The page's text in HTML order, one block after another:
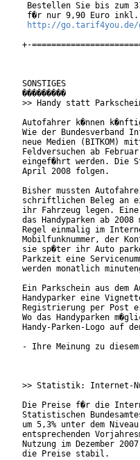
Bestellen Sie bis zum
f�r nur 9,90 Euro inkl.
http://go.tarif4you.de/
+-
SONSTIGES
���������
>> Handy statt
Autofahrer k�nnen
Wie der Bundesverband
neue Medien (BITKOM)
Feldversuchen ab
eingef�hrt werden. Die
April 2008 folgen.
Bisher mussten
schriftlichen Beleg an
ihr Fahrzeug legen. Eine
das Handyparken ab
Regel einmalig im
Mobilfunknummer, der
sie sp�ter ihr Auto
Parkzeit eine
werden monatlich
Ein Parkschein aus
Handyparker eine
Registrierung per Post
Wo das Handyparken
Handy-Parken-Logo auf
- Ihre Meinung zu diesem
>> Statistik: Internet-
Die Preise f�r die
Statistischen
um 5,3% unter dem
entsprechenden
Nutzung im Dezember
die Preise stabil.